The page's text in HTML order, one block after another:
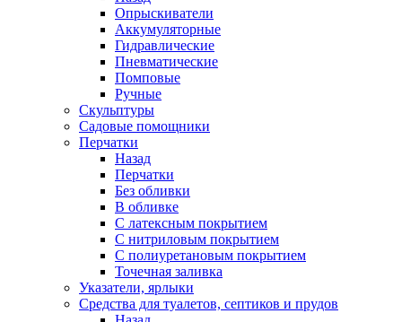
Опрыскиватели
Аккумуляторные
Гидравлические
Пневматические
Помповые
Ручные
Скульптуры
Садовые помощники
Перчатки
Назад
Перчатки
Без обливки
В обливке
С латексным покрытием
С нитриловым покрытием
С полиуретановым покрытием
Точечная заливка
Указатели, ярлыки
Средства для туалетов, септиков и прудов